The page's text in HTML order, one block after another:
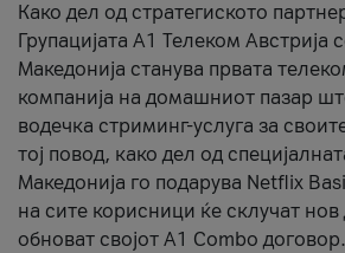
Како дел од стратегиското
Групацијата А1 Телеком Австрија
Македонија станува првата
компанија на домашниот пазар
водечка стриминг-услуга за
тој повод, како дел од
Македонија го подарува Netflix
на сите корисници ќе склучат
обноват својот A1 Combo договор.